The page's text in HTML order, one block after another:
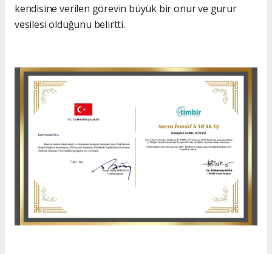
kendisine verilen görevin büyük bir onur ve gurur
vesilesi olduğunu belirtti.